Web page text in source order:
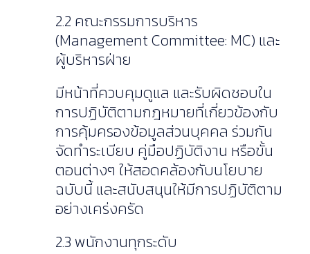
2.2 คณะกรรมการบริหาร
(Management Committee: MC) และ
ผู้บริหารฝ่าย
มีหน้าที่ควบคุมดูแล และรับผิดชอบใน
การปฏิบัติตามกฎหมายที่เกี่ยวข้องกับ
การคุ้มครองข้อมูลส่วนบุคคล ร่วมกัน
จัดทำระเบียบ คู่มือปฏิบัติงาน หรือขั้น
ตอนต่างๆ ให้สอดคล้องกับนโยบาย
ฉบับนี้ และสนับสนุนให้มีการปฏิบัติตาม
อย่างเคร่งครัด
2.3 พนักงานทุกระดับ